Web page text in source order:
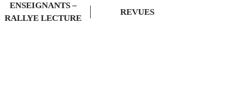
ENSEIGNANTS –
RALLYE LECTURE
REVUES